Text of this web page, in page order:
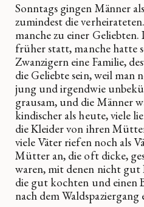
Sonntags gingen Männer
zumindest die
manche zu einer Geliebten.
früher statt, manche hatte
Zwanzigern eine Familie,
die Geliebte sein, weil man
jung und irgendwie
grausam, und die Männer
kindischer als heute, viele
die Kleider von ihren
viele Väter riefen noch als
Mütter an, die oft dicke,
waren, mit denen nicht gut
die gut kochten und einen
nach dem